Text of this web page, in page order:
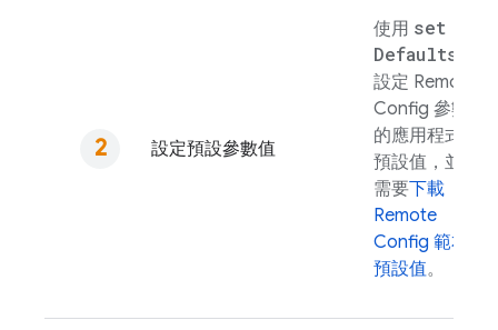
設定預設參數值
使用 set
Defaults(
設定 Remote
Config 參數
的應用程式內
預設值，並視
需要下載
Remote
Config 範本
預設值。